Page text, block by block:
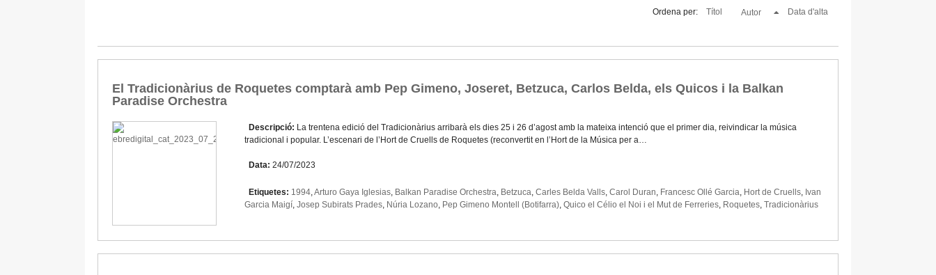
Ordena per: Títol Autor Data d'alta
El Tradicionàrius de Roquetes comptarà amb Pep Gimeno, Joseret, Betzuca, Carlos Belda, els Quicos i la Balkan
Paradise Orchestra
Descripció: La trentena edició del Tradicionàrius arribarà els dies 25 i 26 d’agost amb la mateixa intenció que el primer dia, reivindicar la música
tradicional i popular. L’escenari de l’Hort de Cruells de Roquetes (reconvertit en l’Hort de la Música per a…
Data: 24/07/2023
Etiquetes: 1994,Arturo Gaya Iglesias, Balkan Paradise Orchestra, Betzuca, Carles Belda Valls, Carol Duran, Francesc Ollé Garcia, Hort de Cruells, Ivan
Garcia Maigí, Josep Subirats Prades, Núria Lozano, Pep Gimeno Montell (Botifarra), Quico el Célio el Noi i el Mut de Ferreries, Roquetes, Tradicionàrius